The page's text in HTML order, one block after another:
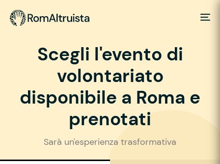
Scegli l'evento di
volontariato
disponibile a Roma e
prenotati
Sarà un'esperienza trasformativa